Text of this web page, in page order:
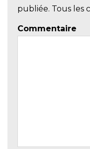
publiée. Tous les
Commentaire